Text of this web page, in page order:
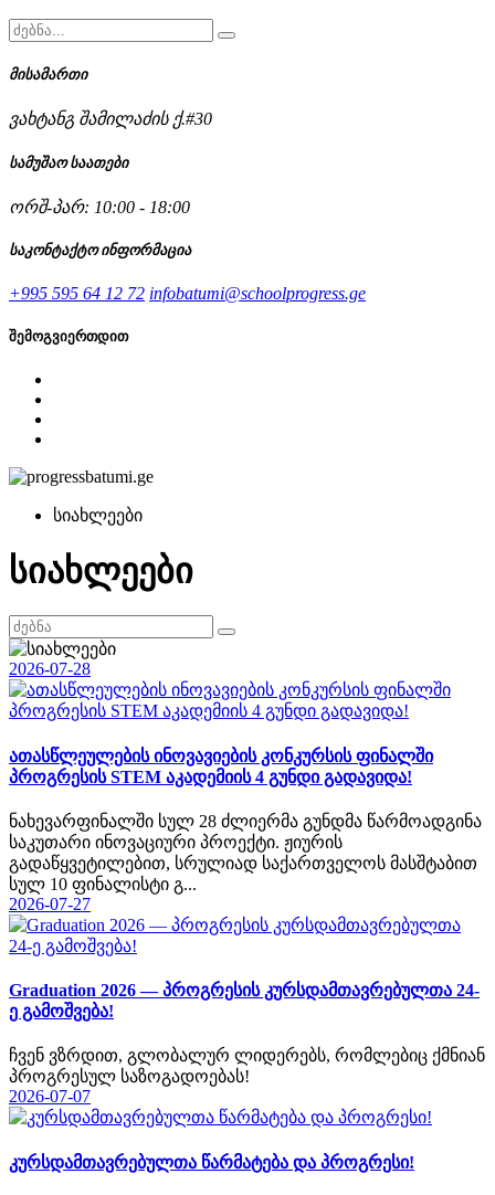
მისამართი
ვახტანგ შამილაძის ქ.#30
სამუშაო საათები
ორშ-პარ: 10:00 - 18:00
საკონტაქტო ინფორმაცია
+995 595 64 12 72 infobatumi@schoolprogress.ge
შემოგვიერთდით
სიახლეები
სიახლეები
2026-07-28
ათასწლეულების ინოვავიების კონკურსის ფინალში
პროგრესის STEM აკადემიის 4 გუნდი გადავიდა!
ნახევარფინალში სულ 28 ძლიერმა გუნდმა წარმოადგინა
საკუთარი ინოვაციური პროექტი. ჟიურის
გადაწყვეტილებით, სრულიად საქართველოს მასშტაბით
სულ 10 ფინალისტი გ...
2026-07-27
Graduation 2026 — პროგრესის კურსდამთავრებულთა 24-
ე გამოშვება!
ჩვენ ვზრდით, გლობალურ ლიდერებს, რომლებიც ქმნიან
პროგრესულ საზოგადოებას!
2026-07-07
კურსდამთავრებულთა წარმატება და პროგრესი!